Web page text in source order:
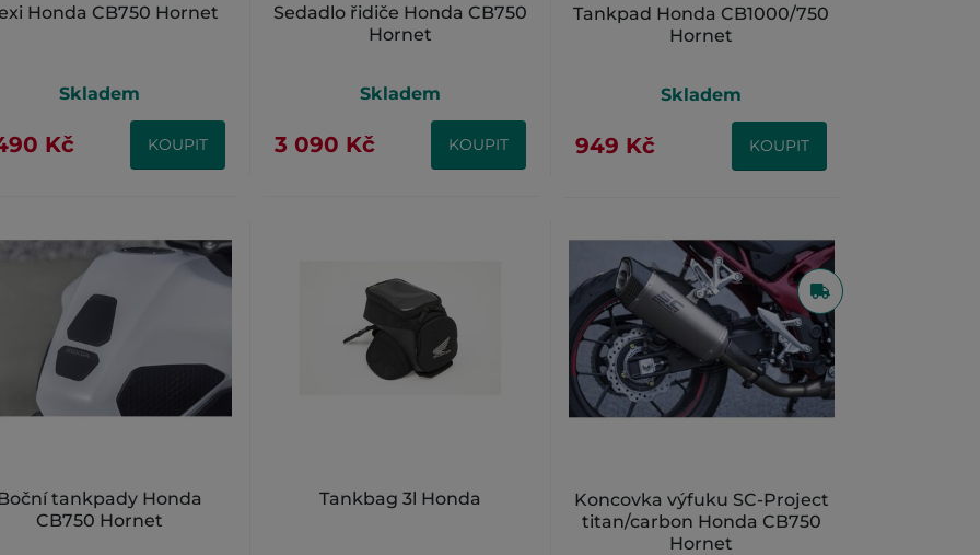
Honda CB750 Hornet
Skladem
Kč KOUPIT
Sedadlo řidiče Honda CB750
Hornet
Skladem
3 090 Kč KOUPIT
Tankpad Honda CB1000/750
Hornet
Skladem
949 Kč KOUPIT
tankpady Honda
CB750 Hornet
Tankbag 3l Honda
Koncovka výfuku SC-Project
titan/carbon Honda CB750
Hornet